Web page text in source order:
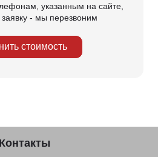
указанным на сайте,
заявку - мы перезвоним
стоимость
Контакты